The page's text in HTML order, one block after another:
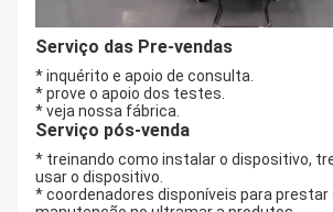
Serviço das Pre-vendas
* inquérito e apoio de consulta.
* prove o apoio dos testes.
* veja nossa fábrica.
Serviço pós-venda
* treinando como instalar o dispositivo,
usar o dispositivo.
* coordenadores disponíveis para prestar